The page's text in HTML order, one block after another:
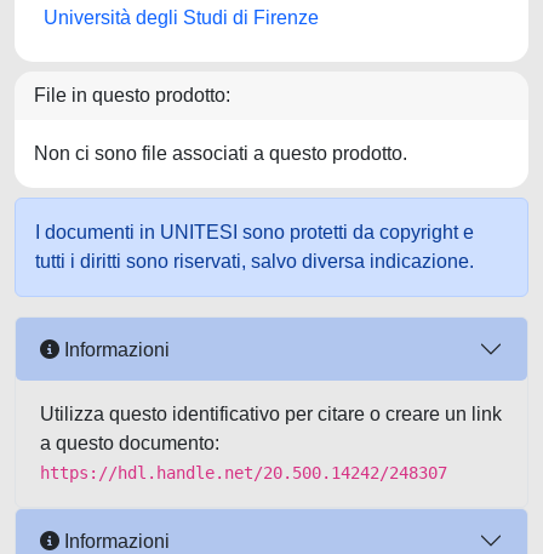
Università degli Studi di Firenze
File in questo prodotto:
Non ci sono file associati a questo prodotto.
I documenti in UNITESI sono protetti da copyright e
tutti i diritti sono riservati, salvo diversa indicazione.
Informazioni
Utilizza questo identificativo per citare o creare un link
a questo documento:
https://hdl.handle.net/20.500.14242/248307
Informazioni